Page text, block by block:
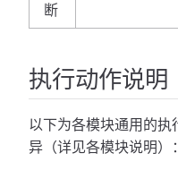
断
执行动作说明
以下为各模块通用的
异（详见各模块说明）：